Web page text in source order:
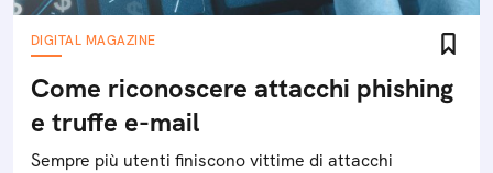
DIGITAL MAGAZINE
Come riconoscere attacchi phishing
e truffe e-mail
Sempre più utenti finiscono vittime di attacchi